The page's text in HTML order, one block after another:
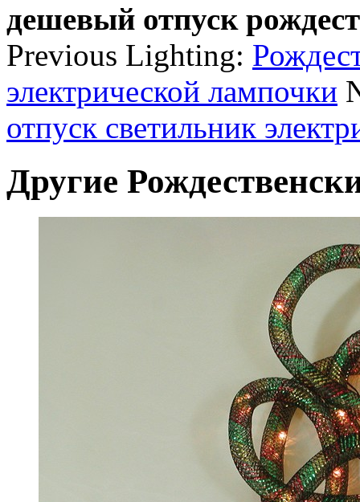
дешевый отпуск
Previous Lighting:
электрической лампочки
отпуск светильник
Другие